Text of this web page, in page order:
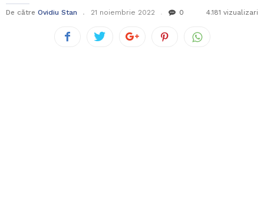
De către Ovidiu Stan 21 noiembrie 2022 0 4.181 vizualizari